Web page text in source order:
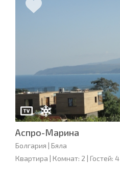
Аспро-Марина
Болгария | Бяла
Квартира | Комнат: 2 | Гостей: 4